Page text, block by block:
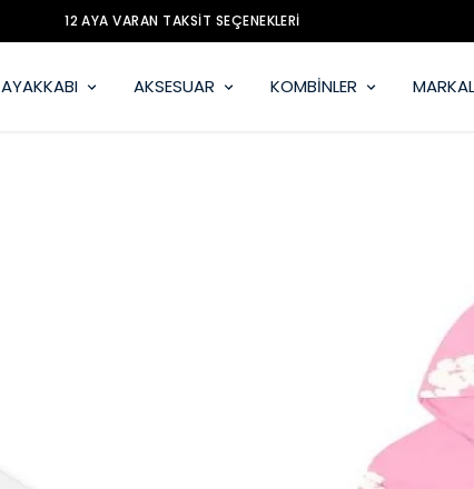
12 AYA VARAN TAKSİT SEÇENEKLERİ
AYAKKABI AKSESUAR KOMBİNLER